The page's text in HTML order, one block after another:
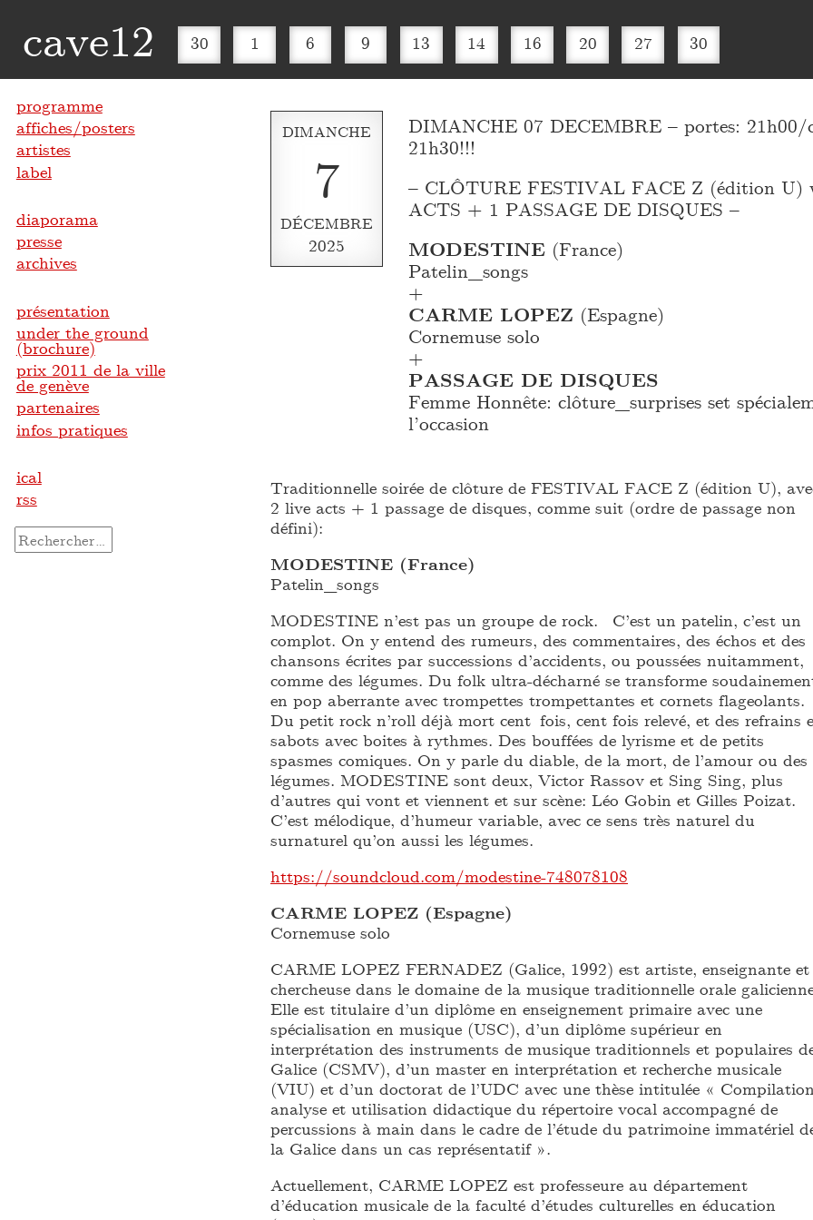
cave12 30 1 6 9 13 14 16 20 27 30
DIMANCHE
7
DÉCEMBRE
2025
DIMANCHE 07 DECEMBRE – portes: 21h00/
21h30!!!
– CLÔTURE FESTIVAL FACE Z (édition U)
ACTS + 1 PASSAGE DE DISQUES –
MODESTINE (France)
Patelin_ songs
+
CARME LOPEZ (Espagne)
Cornemuse solo
+
PASSAGE DE DISQUES
Femme Honnête: clôture_ surprises set
l’occasion
Traditionnelle soirée de clôture de FESTIVAL FACE Z (édition U),
2 live acts + 1 passage de disques, comme suit (ordre de passage non
défini):
MODESTINE (France)
Patelin_songs
MODESTINE n’est pas un groupe de rock. C’est un patelin, c’est un
complot. On y entend des rumeurs, des commentaires, des échos et des
chansons écrites par successions d’accidents, ou poussées nuitamment,
comme des légumes. Du folk ultra-décharné se transforme
en pop aberrante avec trompettes trompettantes et cornets flageolants.
Du petit rock n’roll déjà mort cent fois, cent fois relevé, et des refrains
sabots avec boites à rythmes. Des bouffées de lyrisme et de petits
spasmes comiques. On y parle du diable, de la mort, de l’amour ou des
légumes. MODESTINE sont deux, Victor Rassov et Sing Sing, plus
d’autres qui vont et viennent et sur scène: Léo Gobin et Gilles Poizat.
C’est mélodique, d’humeur variable, avec ce sens très naturel du
surnaturel qu’on aussi les légumes.
https://soundcloud.com/modestine-748078108
CARME LOPEZ (Espagne)
Cornemuse solo
CARME LOPEZ FERNADEZ (Galice, 1992) est artiste, enseignante et
chercheuse dans le domaine de la musique traditionnelle orale
Elle est titulaire d’un diplôme en enseignement primaire avec une
spécialisation en musique (USC), d’un diplôme supérieur en
interprétation des instruments de musique traditionnels et populaires
Galice (CSMV), d’un master en interprétation et recherche musicale
(VIU) et d’un doctorat de l’UDC avec une thèse intitulée «
analyse et utilisation didactique du répertoire vocal accompagné de
percussions à main dans le cadre de l’étude du patrimoine immatériel
la Galice dans un cas représentatif ».
Actuellement, CARME LOPEZ est professeure au département
d’éducation musicale de la faculté d’études culturelles en éducation
programme
affiches/posters
artistes
label
diaporama
presse
archives
présentation
under the ground
(brochure)
prix 2011 de la ville
de genève
partenaires
infos pratiques
ical
rss
Rechercher :